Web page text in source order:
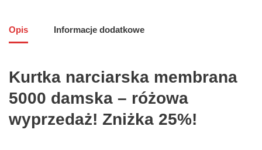
Opis Informacje dodatkowe
Kurtka narciarska membrana
5000 damska – różowa
wyprzedaż! Zniżka 25%!